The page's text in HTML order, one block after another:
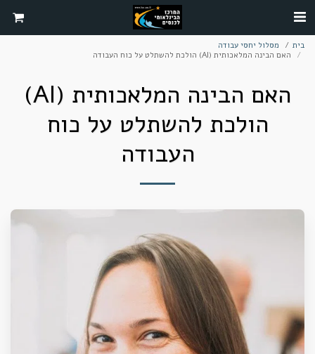
בית
מסלול יחסי עבודה
האם הבינה המלאכותית (AI) הולכת להשתלט על כוח העבודה
האם הבינה המלאכותית (AI)
הולכת להשתלט על כוח
העבודה